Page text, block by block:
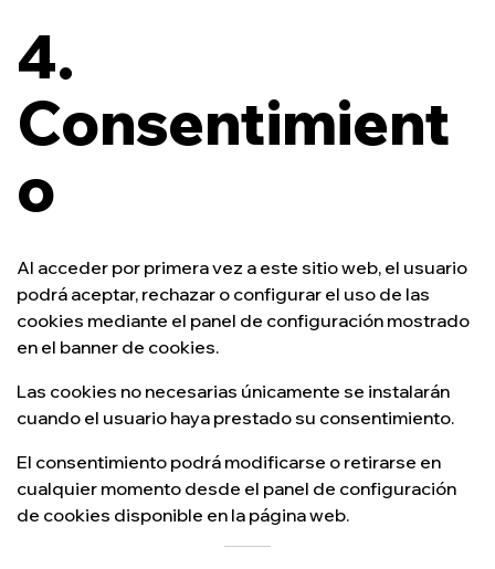
4.
Consentimient
o
Al acceder por primera vez a este sitio web, el usuario
podrá aceptar, rechazar o configurar el uso de las
cookies mediante el panel de configuración mostrado
en el banner de cookies.
Las cookies no necesarias únicamente se instalarán
cuando el usuario haya prestado su consentimiento.
El consentimiento podrá modificarse o retirarse en
cualquier momento desde el panel de configuración
de cookies disponible en la página web.